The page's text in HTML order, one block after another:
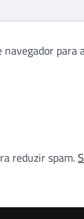
para
reduzir spam.